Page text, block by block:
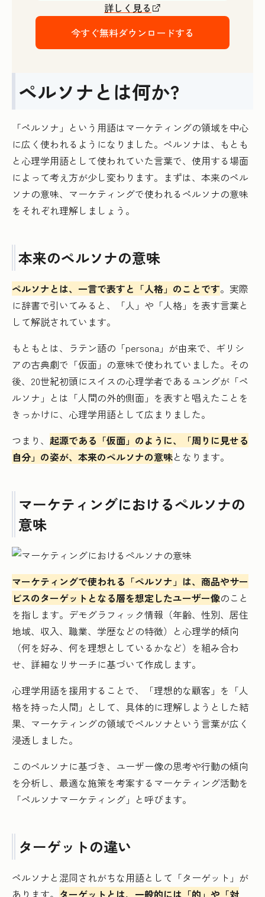
詳しく見る
今すぐ無料ダウンロードする
ペルソナとは何か?
「ペルソナ」という用語はマーケティングの領域を中心
に広く使われるようになりました。ペルソナは、もとも
と心理学用語として使われていた言葉で、使用する場面
によって考え方が少し変わります。まずは、本来のペル
ソナの意味、マーケティングで使われるペルソナの意味
をそれぞれ理解しましょう。
本来のペルソナの意味
ペルソナとは、一言で表すと「人格」のことです。実際
に辞書で引いてみると、「人」や「人格」を表す言葉と
して解説されています。
もともとは、ラテン語の「persona」が由来で、ギリシ
アの古典劇で「仮面」の意味で使われていました。その
後、20世紀初頭にスイスの心理学者であるユングが「ペ
ルソナ」とは「人間の外的側面」を表すと唱えたことを
きっかけに、心理学用語として広まりました。
つまり、 起源である「仮面」のように、「周りに見せる
自分」の姿が、本来のペルソナの意味となります。
マーケティングにおけるぺルソナの
意味
マーケティングで使われる「ペルソナ」は、商品やサー
ビスのターゲットとなる層を想定したユーザー像のこと
を指します。デモグラフィック情報（年齢、性別、居住
地域、収入、職業、学歴などの特徴）と心理学的傾向
（何を好み、何を理想としているかなど）を組み合わ
せ、詳細なリサーチに基づいて作成します。
心理学用語を援用することで、「理想的な顧客」を「人
格を持った人間」として、具体的に理解しようとした結
果、マーケティングの領域でペルソナという言葉が広く
浸透しました。
このペルソナに基づき、ユーザー像の思考や行動の傾向
を分析し、最適な施策を考案するマーケティング活動を
「ペルソナマーケティング」と呼びます。
ターゲットの違い
ペルソナと混同されがちな用語として「ターゲット」が